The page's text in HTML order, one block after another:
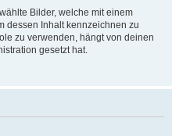
Bilder, welche mit einem
dessen Inhalt kennzeichnen zu
zu verwenden, hängt von deinen
gesetzt hat.